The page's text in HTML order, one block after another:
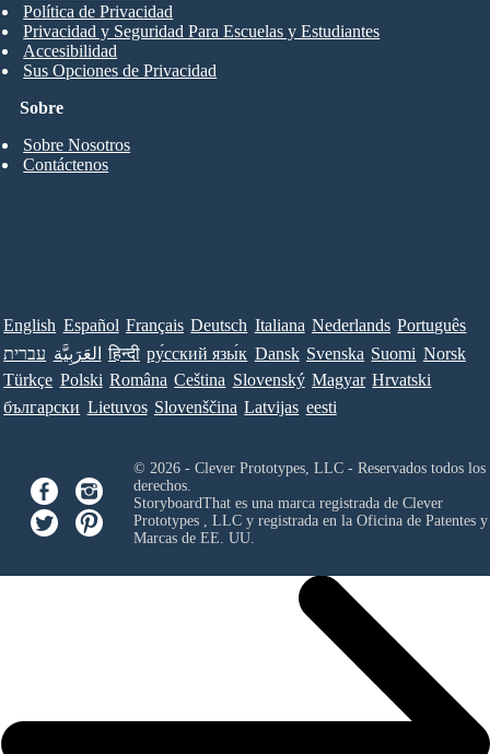
Sobre
Sobre Nosotros
Contáctenos
Política de Privacidad
Privacidad y Seguridad Para Escuelas y Estudiantes
Accesibilidad
Sus Opciones de Privacidad
English Español Français Deutsch Italiana Nederlands Português
עברית العَرَبِيَّة हिन्दी ру́сский язы́к Dansk Svenska Suomi Norsk
Türkçe Polski Româna Ceština Slovenský Magyar Hrvatski
български Lietuvos Slovenščina Latvijas eesti
© 2026 - Clever Prototypes, LLC - Reservados todos los
derechos.
StoryboardThat es una marca registrada de Clever
Prototypes , LLCy registrada en la Oficina de Patentes y
Marcas de EE. UU.